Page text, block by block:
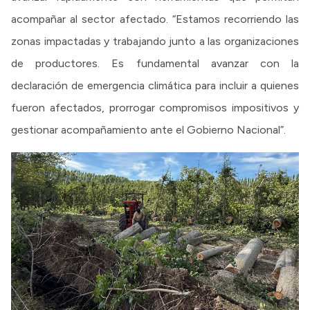
acompañar al sector afectado. “Estamos recorriendo las
zonas impactadas y trabajando junto a las organizaciones
de productores. Es fundamental avanzar con la
declaración de emergencia climática para incluir a quienes
fueron afectados, prorrogar compromisos impositivos y
gestionar acompañamiento ante el Gobierno Nacional”.